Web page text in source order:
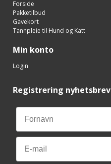
Forside
Pakketilbud
Gavekort
Tannpleie til Hund og Katt
Min konto
Login
Registrering nyhetsbrev
Email